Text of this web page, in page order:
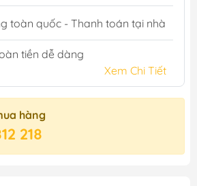
toàn quốc - Thanh toán tại nhà
tiền dễ dàng
Xem Chi Tiết
hàng
218